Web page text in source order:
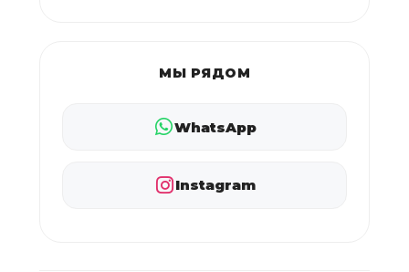
МЫ РЯДОМ
WhatsApp
Instagram